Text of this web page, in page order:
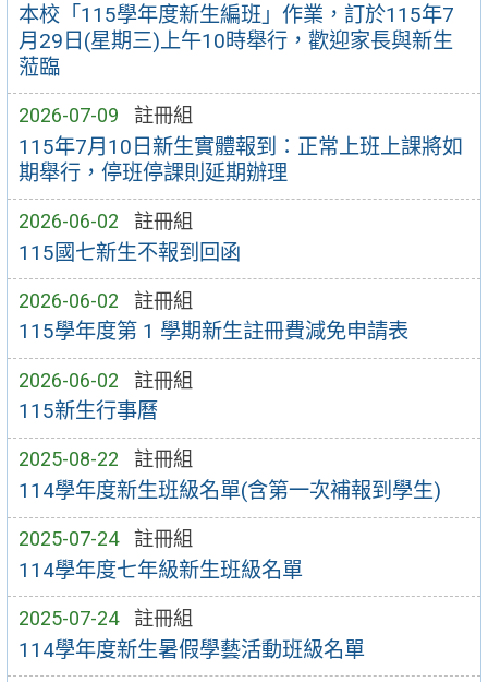
本校「115學年度新生編班」作業，訂於115年7
月29日(星期三)上午10時舉行，歡迎家長與新生
蒞臨
2026-07-09 註冊組
115年7月10日新生實體報到：正常上班上課將如
期舉行，停班停課則延期辦理
2026-06-02 註冊組
115國七新生不報到回函
2026-06-02 註冊組
115學年度第 1 學期新生註冊費減免申請表
2026-06-02 註冊組
115新生行事曆
2025-08-22 註冊組
114學年度新生班級名單(含第一次補報到學生)
2025-07-24 註冊組
114學年度七年級新生班級名單
2025-07-24 註冊組
114學年度新生暑假學藝活動班級名單